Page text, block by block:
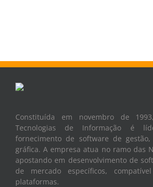
Constituída em novembro de
Tecnologias de Informação é
fornecimento de software de
gráfica. A empresa atua no ramo das
apostando em desenvolvimento de
de mercado específicos,
plataformas.